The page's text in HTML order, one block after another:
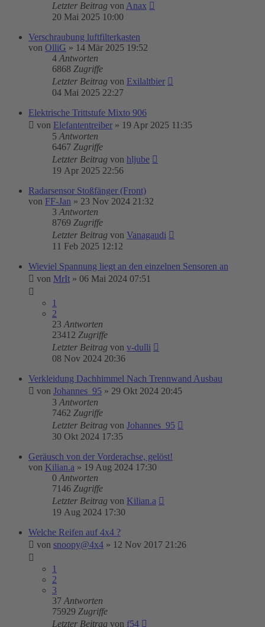
Letzter Beitrag von Anax
20 Mai 2025 10:00
Verschraubung luftfilterkasten
von OlliG » 14 Mär 2025 19:52
4 Antworten
6868 Zugriffe
Letzter Beitrag von Exilaltbier
04 Mai 2025 22:27
Elektrische Trittstufe Mixto 906
von Elefantentreiber » 19 Apr 2025 11:35
5 Antworten
6467 Zugriffe
Letzter Beitrag von hljube
19 Apr 2025 22:56
Radarsensor Stoßfänger (Front)
von FF-Jan » 23 Nov 2024 21:32
3 Antworten
8769 Zugriffe
Letzter Beitrag von Vanagaudi
11 Feb 2025 12:12
Wieviel Spannung liegt an den einzelnen Sensoren an
von MrIt » 06 Mai 2024 07:51
1
2
23 Antworten
23412 Zugriffe
Letzter Beitrag von v-dulli
08 Nov 2024 20:36
Verkleidung Dachhimmel Nach Trennwand Ausbau
von Johannes_95 » 29 Okt 2024 20:45
3 Antworten
7462 Zugriffe
Letzter Beitrag von Johannes_95
30 Okt 2024 17:35
Geräusch von der Vorderachse, gelöst!
von Kilian.a » 19 Aug 2024 17:30
0 Antworten
7146 Zugriffe
Letzter Beitrag von Kilian.a
19 Aug 2024 17:30
Welche Reifen auf 4x4 ?
von snoopy@4x4 » 12 Nov 2017 21:26
1
2
3
37 Antworten
75929 Zugriffe
Letzter Beitrag von f54